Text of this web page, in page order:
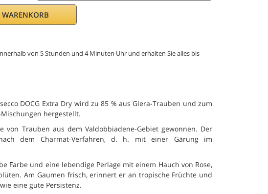
von 5 Stunden und 4 Minuten Uhr und erhalten Sie alles bis
DOCG Extra Dry wird zu 85 % aus Glera-Trauben und zum
hergestellt.
von Trauben aus dem Valdobbiadene-Gebiet gewonnen. Der
dem Charmat-Verfahren, d. h. mit einer Gärung im
Farbe und eine lebendige Perlage mit einem Hauch von Rose,
Am Gaumen frisch, erinnert er an tropische Früchte und
eine gute Persistenz.